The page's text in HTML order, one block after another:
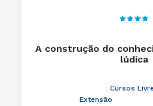
A construção do
lúdica
Cursos
Extensão